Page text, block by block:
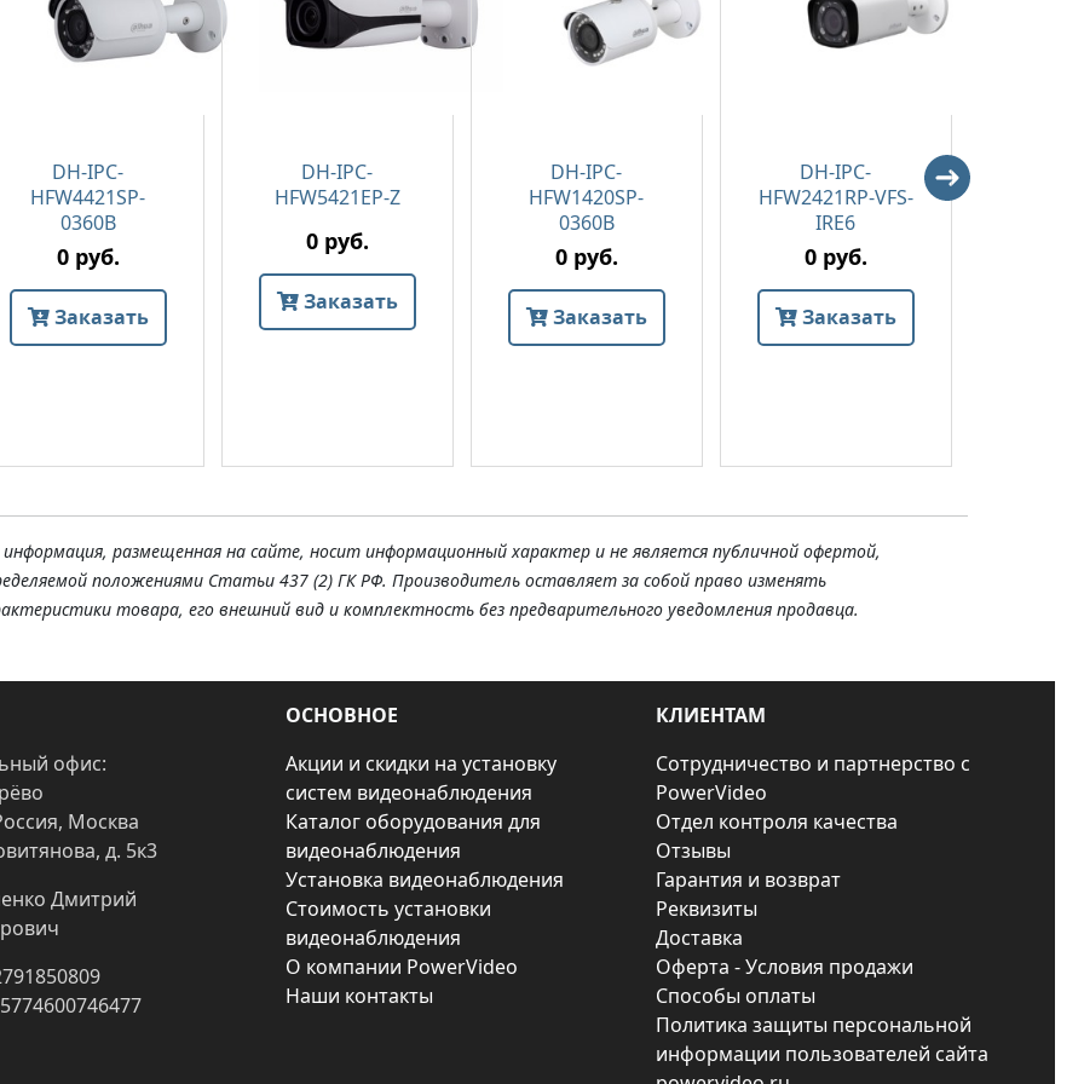
DH-IPC-
HFW4421SP-
0360B
0 руб.
Заказать
DH-IPC-
HFW5421EP-Z
0 руб.
Заказать
DH-IPC-
HFW1420SP-
0360B
0 руб.
Заказать
DH-IPC-
HFW2421RP-VFS-
IRE6
0 руб.
Заказать
информация, размещенная на сайте, носит информационный характер и не является публичной офертой,
положениями Статьи 437 (2) ГК РФ. Производитель оставляет за собой право изменять
товара, его внешний вид и комплектность без предварительного уведомления продавца.
офис:
Москва
д. 5к3
Дмитрий
ОСНОВНОЕ
Акции и скидки на установку
систем видеонаблюдения
Каталог оборудования для
видеонаблюдения
Установка видеонаблюдения
Стоимость установки
видеонаблюдения
О компании PowerVideo
Наши контакты
КЛИЕНТАМ
Сотрудничество и партнерство с
PowerVideo
Отдел контроля качества
Отзывы
Гарантия и возврат
Реквизиты
Доставка
Оферта - Условия продажи
Способы оплаты
Политика защиты персональной
информации пользователей сайта